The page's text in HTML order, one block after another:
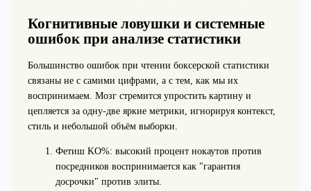
Когнитивные ловушки и системные
ошибок при анализе статистики
Большинство ошибок при чтении боксерской статистики
связаны не с самими цифрами, а с тем, как мы их
воспринимаем. Мозг стремится упростить картину и
цепляется за одну-две яркие метрики, игнорируя контекст,
стиль и небольшой объём выборки.
Фетиш KO%: высокий процент нокаутов против
посредников воспринимается как "гарантия
досрочки" против элиты.